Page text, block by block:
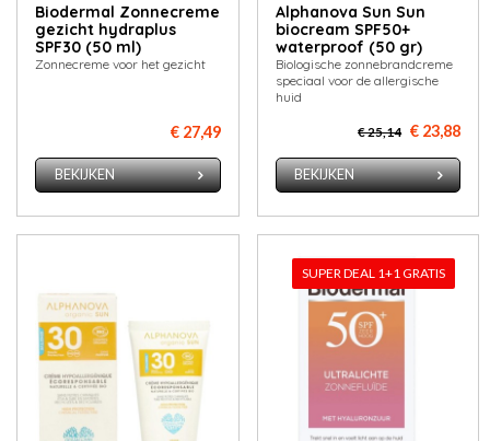
Biodermal Zonnecreme
gezicht hydraplus
SPF30 (50 ml)
Zonnecreme voor het gezicht
€ 27,49
BEKIJKEN
Alphanova Sun Sun
biocream SPF50+
waterproof (50 gr)
Biologische zonnebrandcreme
speciaal voor de allergische
huid
€ 25,14 € 23,88
BEKIJKEN
SUPER DEAL 1+1 GRATIS